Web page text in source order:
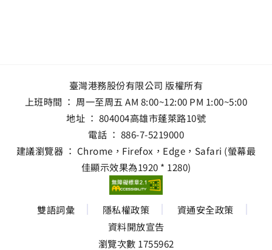
臺灣港務股份有限公司 版權所有
上班時間 ： 周一至周五 AM 8:00~12:00 PM 1:00~5:00
地址 ： 804004高雄市蓬萊路10號
電話 ： 886-7-5219000
建議瀏覽器 ： Chrome，Firefox，Edge，Safari (螢幕最
佳顯示效果為1920 * 1280)
雙語詞彙 隱私權政策
資通安全政策
資料開放宣告
瀏覽次數 1755962